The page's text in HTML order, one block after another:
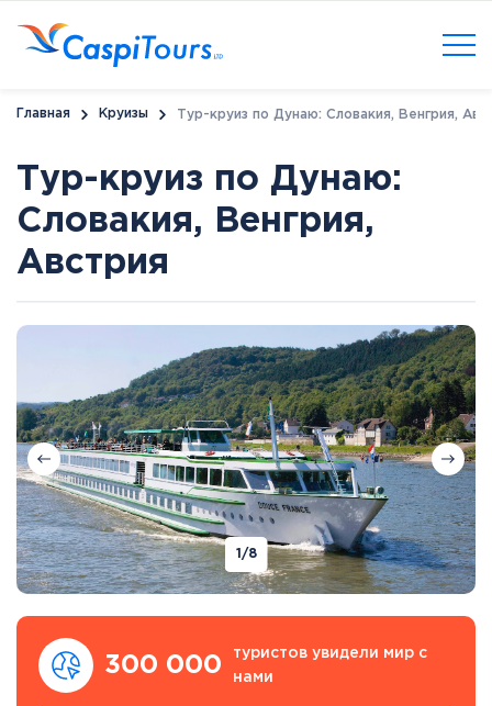
Главная Круизы Тур-круиз по Дунаю: Словакия, Венгрия,
Тур-круиз по Дунаю:
Словакия, Венгрия,
Австрия
1 /8
300 000
туристов увидели мир с
нами